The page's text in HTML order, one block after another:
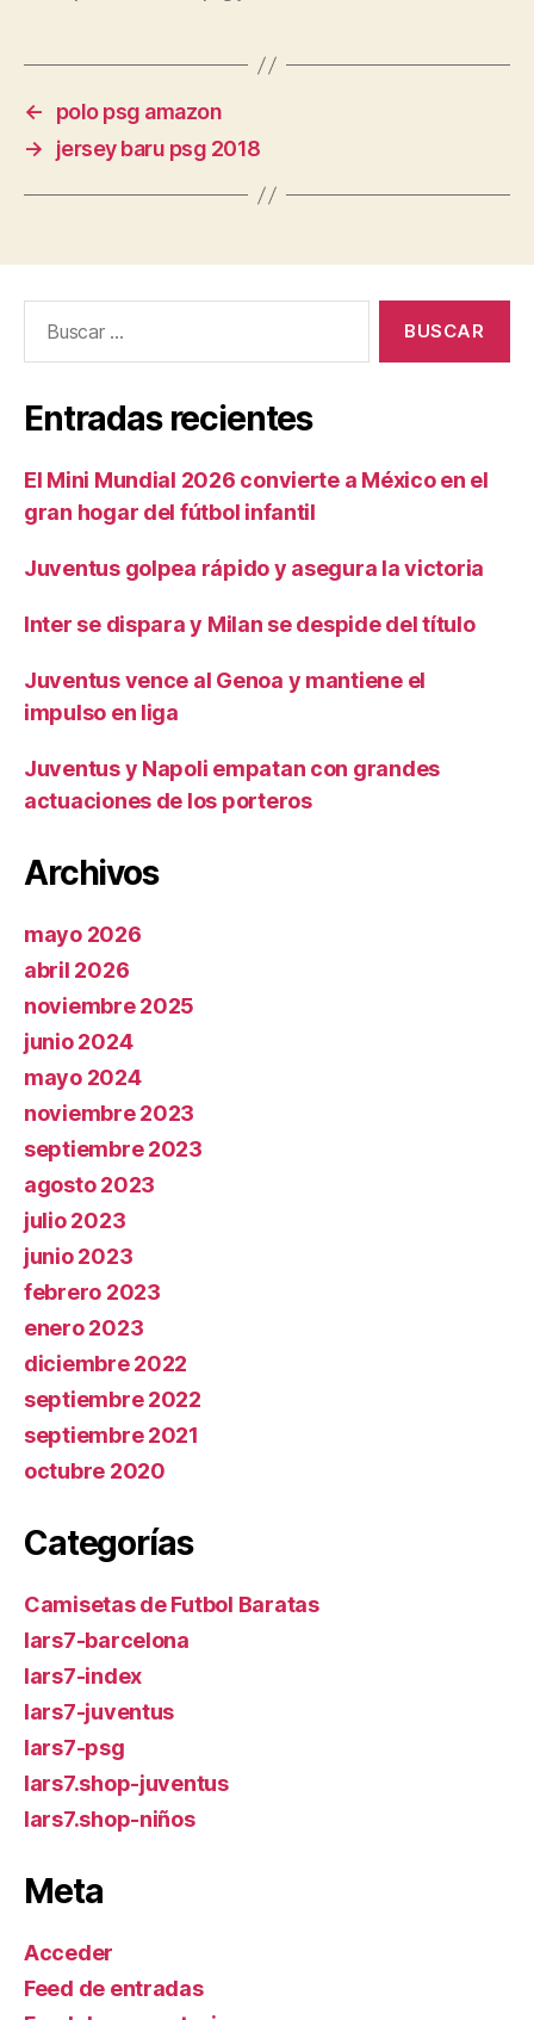
←
polo psg amazon
→
jersey baru psg 2018
Entradas recientes
El Mini Mundial 2026 convierte a México en el
gran hogar del fútbol infantil
Juventus golpea rápido y asegura la victoria
Inter se dispara y Milan se despide del título
Juventus vence al Genoa y mantiene el
impulso en liga
Juventus y Napoli empatan con grandes
actuaciones de los porteros
Archivos
mayo 2026
abril 2026
noviembre 2025
junio 2024
mayo 2024
noviembre 2023
septiembre 2023
agosto 2023
julio 2023
junio 2023
febrero 2023
enero 2023
diciembre 2022
septiembre 2022
septiembre 2021
octubre 2020
Categorías
Camisetas de Futbol Baratas
lars7-barcelona
lars7-index
lars7-juventus
lars7-psg
lars7.shop-juventus
lars7.shop-niños
Meta
Acceder
Feed de entradas